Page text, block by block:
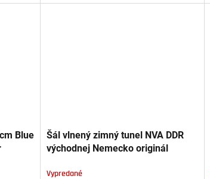
Blue
Šál vlnený zimný tunel NVA DDR
východnej Nemecko originál
Vypredané